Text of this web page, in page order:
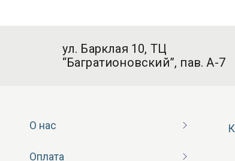
ул. Барклая 10, ТЦ
“Багратионовский”, пав. А-7
О нас
Оплата